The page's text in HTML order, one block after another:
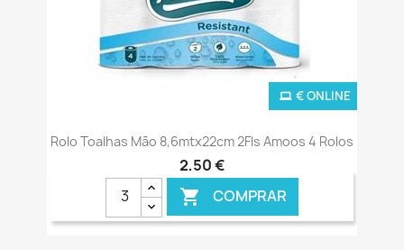
Rolo Toalhas Mão 8,6mtx22cm 2Fls Amoos 4 Rolos
2,50 €
 COMPRAR
€ ONLINE